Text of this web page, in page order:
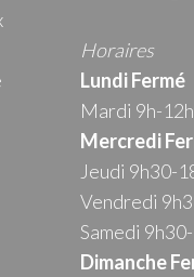
Horaires
Lundi Fermé
Mardi 9h-12h
Mercredi
Jeudi 9h30-
Vendredi
Samedi
Dimanche